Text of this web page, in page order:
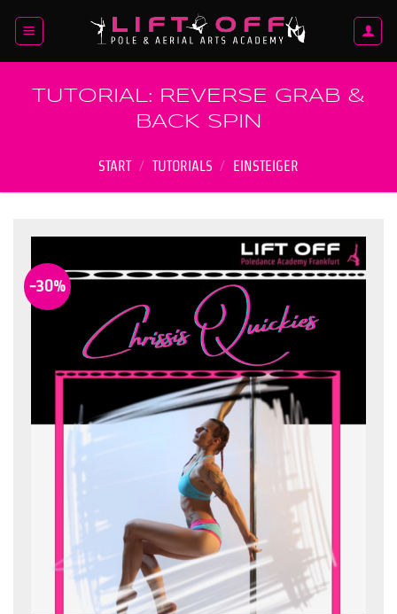
Inhalt
TUTORIAL: REVERSE GRAB &
BACK SPIN
START / TUTORIALS / EINSTEIGER
-30%